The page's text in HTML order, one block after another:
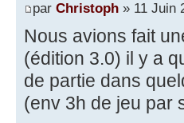
par Christoph » 11 Juin
Nous avions fait
(édition 3.0) il y a
de partie dans
(env 3h de jeu par